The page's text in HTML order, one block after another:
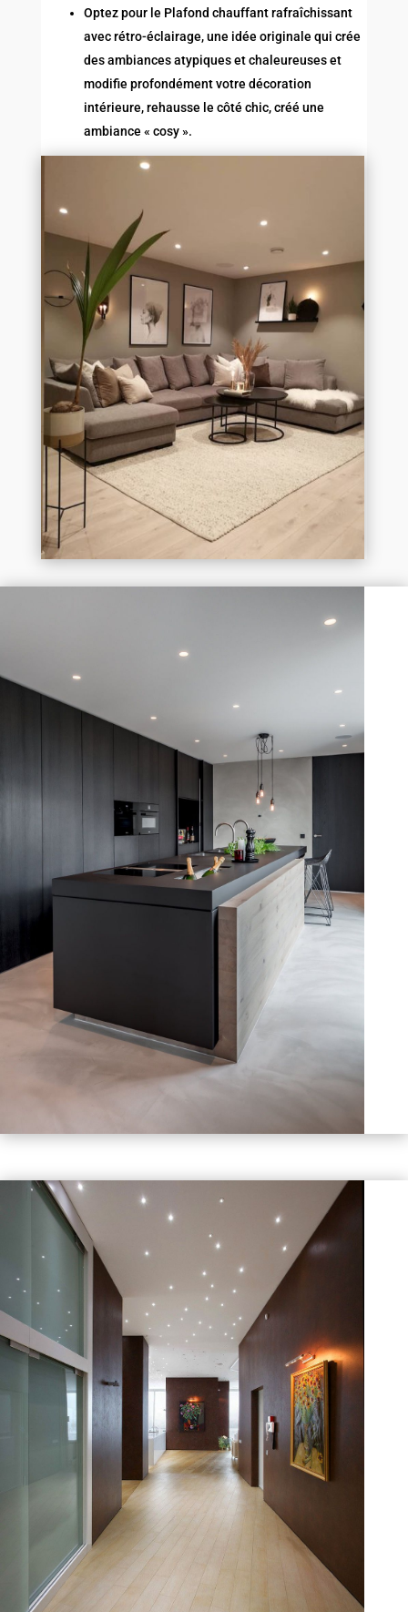
Optez pour le Plafond chauffant rafraîchissant
avec rétro-éclairage, une idée originale qui crée
des ambiances atypiques et chaleureuses et
modifie profondément votre décoration
intérieure, rehausse le côté chic, créé une
ambiance « cosy ».